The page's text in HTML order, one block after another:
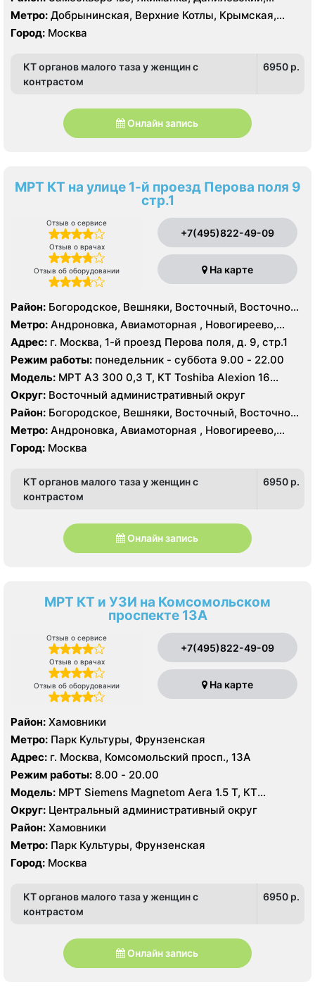
Донской
Метро: Добрынинская, Верхние Котлы, Крымская,
Ленинский проспект, Новокузнецкая, Октябрьская,
Павелецкая, Полянка, Серпуховская, Третьяковская,
Город: Москва
КТ органов малого таза у женщин с
контрастом
6950 p.
Онлайн запись
МРТ КТ на улице 1-й проезд Перова поля 9
стр.1
Отзыв о сервисе
Отзыв о врачах
Отзыв об оборудовании
+7(495)822-49-09
На карте
Район: Богородское, Вешняки, Восточный, Восточное
Измайлово, Гольяново, Ивановское, Измайлово,
Косино-Ухтомский, Метрогородок, Новогиреево,
Новокосино, Перово, Преображенское, Северное
Измайлово, Соколиная Гора, Лефортово,
Нижегородский, Рязанский
Метро: Андроновка, Авиамоторная , Новогиреево,
Новокосино, Перово, Соколиная гора, Шоссе
Энтузиастов
Адрес: г. Москва, 1-й проезд Перова поля, д. 9, стр.1
Режим работы: понедельник - суббота 9.00 - 22.00
Модель: МРТ АЗ 300 0,3 Т, КТ Toshiba Alexion 16
срезов
Округ: Восточный административный округ
Район: Богородское, Вешняки, Восточный, Восточное
Измайлово, Гольяново, Ивановское, Измайлово,
Косино-Ухтомский, Метрогородок, Новогиреево,
Новокосино, Перово, Преображенское, Северное
Нижегородский, Рязанский
Метро: Андроновка, Авиамоторная , Новогиреево,
Новокосино, Перово, Соколиная гора, Шоссе
Энтузиастов
Город: Москва
КТ органов малого таза у женщин с
контрастом
6950 p.
Онлайн запись
МРТ КТ и УЗИ на Комсомольском
проспекте 13А
Отзыв о сервисе
Отзыв о врачах
Отзыв об оборудовании
+7(495)822-49-09
На карте
Район: Хамовники
Метро: Парк Культуры, Фрунзенская
Адрес: г. Москва, Комсомольский просп., 13А
Режим работы: 8.00 - 20.00
Модель: МРТ Siemens Magnetom Aera 1.5 T, КТ
SIEMENS Healthineers 64 среза, УЗИ Mindrey DS 8,
Philips Affiniti 70
Округ: Центральный административный округ
Район: Хамовники
Метро: Парк Культуры, Фрунзенская
Город: Москва
КТ органов малого таза у женщин с
контрастом
6950 p.
Онлайн запись